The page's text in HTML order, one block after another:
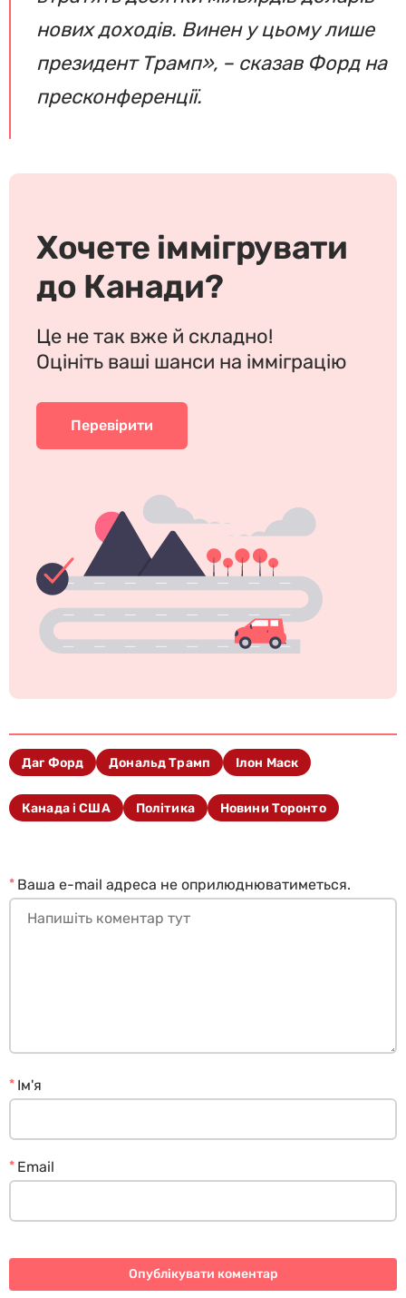
нових доходів. Винен у цьому лише
президент Трамп», – сказав Форд на
пресконференції.
Хочете іммігрувати
до Канади?
Це не так вже й складно!
Оцініть ваші шанси на імміграцію
Перевірити
Даг Форд Дональд Трамп Ілон Маск
Канада і США Політика Новини Торонто
Ваша e-mail адреса не оприлюднюватиметься.
*
Ім'я
*
Email
*